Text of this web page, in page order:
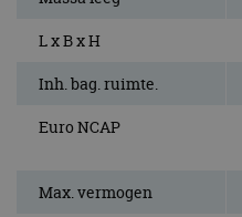
L x B x H
Inh. bag. ruimte.
Euro NCAP
Max. vermogen